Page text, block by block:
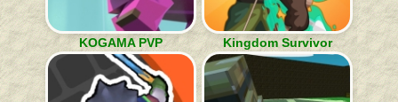
KOGAMA PVP Kingdom Survivor